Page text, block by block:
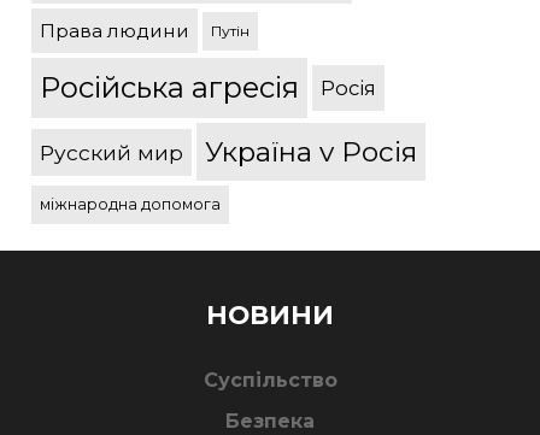
Права людини Путін
Російська агресія Росія
Русский мир Україна v Росія
міжнародна допомога
НОВИНИ
Суспільство
Безпека